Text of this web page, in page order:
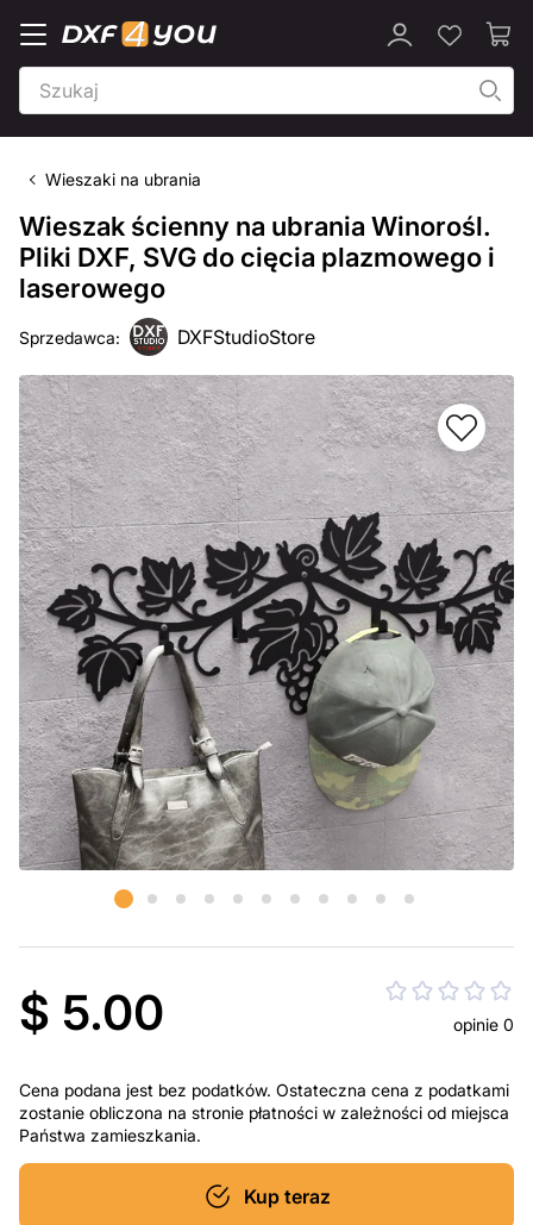
Wieszaki na ubrania
Wieszak ścienny na ubrania Winorośl.
Pliki DXF, SVG do cięcia plazmowego i
laserowego
Sprzedawca: DXFStudioStore
$ 5.00 opinie 0
Cena podana jest bez podatków. Ostateczna cena z podatkami
zostanie obliczona na stronie płatności w zależności od miejsca
Państwa zamieszkania.
Kup teraz